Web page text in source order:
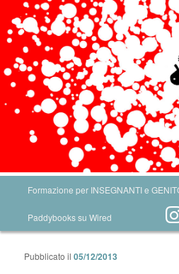
Skip to primary content
Skip to secondary content
Formazione per INSEGNANTI e
Paddybooks su Wired
Pubblicato il05/12/2013